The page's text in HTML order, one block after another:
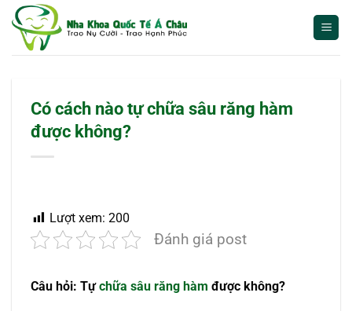
qua
Có cách nào tự chữa sâu răng hàm
được không?
Lượt xem: 200
Đánh giá post
Câu hỏi: Tựchữa sâu răng hàm được không?